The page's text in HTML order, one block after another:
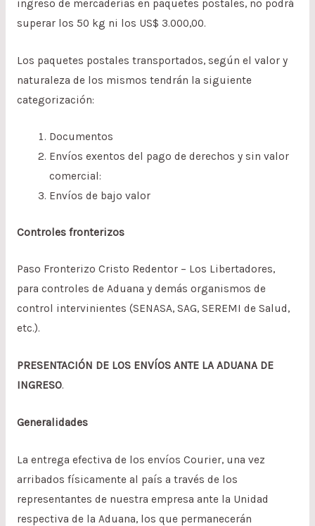
ingreso de mercaderías en paquetes postales, no podrá
superar los 50 kg ni los US$ 3.000,00.
Los paquetes postales transportados, según el valor y
naturaleza de los mismos tendrán la siguiente
categorización:
Documentos
Envíos exentos del pago de derechos y sin valor
comercial:
Envíos de bajo valor
Controles fronterizos
Paso Fronterizo Cristo Redentor – Los Libertadores,
para controles de Aduana y demás organismos de
control intervinientes (SENASA, SAG, SEREMI de Salud,
etc.).
PRESENTACIÓN DE LOS ENVÍOS ANTE LA ADUANA DE
INGRESO.
Generalidades
La entrega efectiva de los envíos Courier, una vez
arribados físicamente al país a través de los
representantes de nuestra empresa ante la Unidad
respectiva de la Aduana, los que permanecerán